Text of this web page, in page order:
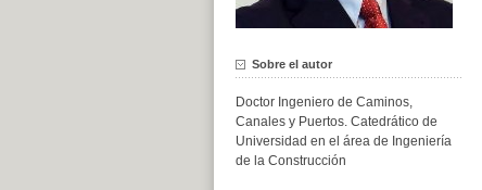
Sobre el autor
Doctor Ingeniero de Caminos,
Canales y Puertos. Catedrático de
Universidad en el área de Ingeniería
de la Construcción